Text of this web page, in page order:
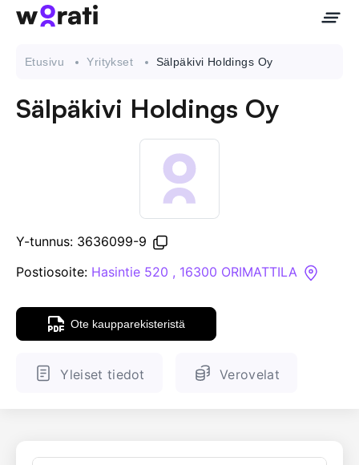
API
Pakotehaku
Etusivu Yritykset Sälpäkivi Holdings Oy
Sälpäkivi Holdings Oy
Y-tunnus: 3636099-9
Postiosoite: Hasintie 520 , 16300 ORIMATTILA
Ote kaupparekisteristä
Yleiset tiedot Verovelat